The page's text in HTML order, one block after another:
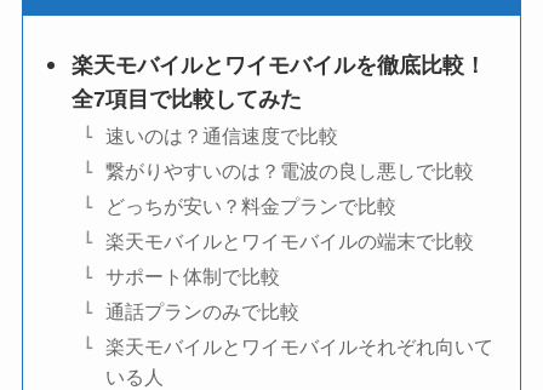
楽天モバイルとワイモバイルを徹底比較！
全7項目で比較してみた
速いのは？通信速度で比較
繋がりやすいのは？電波の良し悪しで比較
どっちが安い？料金プランで比較
楽天モバイルとワイモバイルの端末で比較
サポート体制で比較
通話プランのみで比較
楽天モバイルとワイモバイルそれぞれ向いて
いる人